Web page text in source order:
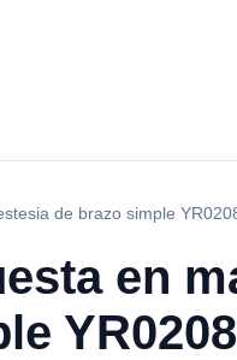
de brazo simple
en